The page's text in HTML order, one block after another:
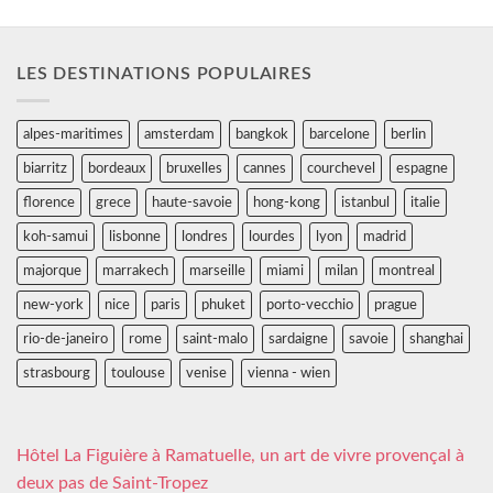
LES DESTINATIONS POPULAIRES
alpes-maritimes amsterdam bangkok barcelone berlin
biarritz bordeaux bruxelles cannes courchevel espagne
florence grece haute-savoie hong-kong istanbul italie
koh-samui lisbonne londres lourdes lyon madrid
majorque marrakech marseille miami milan montreal
new-york nice paris phuket porto-vecchio prague
rio-de-janeiro rome saint-malo sardaigne savoie shanghai
strasbourg toulouse venise vienna - wien
Hôtel La Figuière à Ramatuelle, un art de vivre provençal à
deux pas de Saint-Tropez